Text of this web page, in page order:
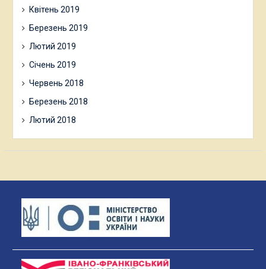
Квітень 2019
Березень 2019
Лютий 2019
Січень 2019
Червень 2018
Березень 2018
Лютий 2018